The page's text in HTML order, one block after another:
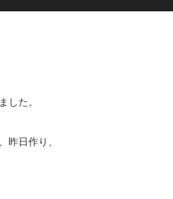
した。
昨日作り、